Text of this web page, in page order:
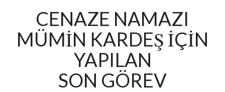
CENAZE NAMAZI
MÜMİN KARDEŞ İÇİN
YAPILAN
SON GÖREV